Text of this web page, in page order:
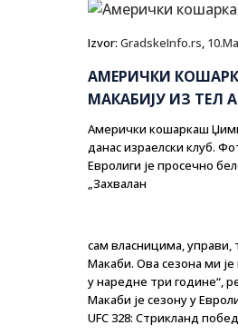
Izvor: GradskeInfo.rs,
АМЕРИЧКИ
МАКАБИЈУ ИЗ ТЕЛ
Амерички кошаркаш
данас израелски клуб.
Евролиги је просечно
„Захвалан
сам власницима,
Макаби. Ова сезона ми
у наредне три године“,
Макаби је сезону у
UFC 328: Стрикланд